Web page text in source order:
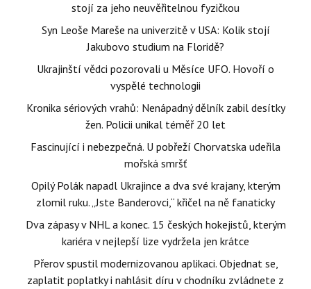
stojí za jeho neuvěřitelnou fyzičkou
Syn Leoše Mareše na univerzitě v USA: Kolik stojí
Jakubovo studium na Floridě?
Ukrajinští vědci pozorovali u Měsíce UFO. Hovoří o
vyspělé technologii
Kronika sériových vrahů: Nenápadný dělník zabil desítky
žen. Policii unikal téměř 20 let
Fascinující i nebezpečná. U pobřeží Chorvatska udeřila
mořská smršť
Opilý Polák napadl Ukrajince a dva své krajany, kterým
zlomil ruku. „Jste Banderovci,“ křičel na ně fanaticky
Dva zápasy v NHL a konec. 15 českých hokejistů, kterým
kariéra v nejlepší lize vydržela jen krátce
Přerov spustil modernizovanou aplikaci. Objednat se,
zaplatit poplatky i nahlásit díru v chodníku zvládnete z